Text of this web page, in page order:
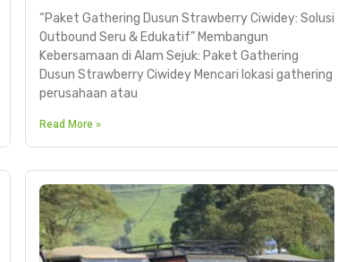
“Paket Gathering Dusun Strawberry Ciwidey: Solusi
Outbound Seru & Edukatif” Membangun
Kebersamaan di Alam Sejuk: Paket Gathering
Dusun Strawberry Ciwidey Mencari lokasi gathering
perusahaan atau
Read More »